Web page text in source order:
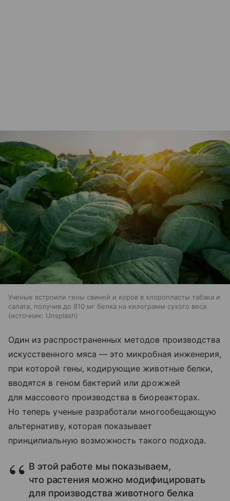
Ученые встроили гены свиней и коров в хлоропласты табака и
салата, получив до 810 мг белка на килограмм сухого веса
источник: Unsplash
Один из распространенных методов производства
искусственного мяса — это микробная инженерия,
при которой гены, кодирующие животные белки,
вводятся в геном бактерий или дрожжей
для массового производства в биореакторах.
Но теперь ученые разработали многообещающую
альтернативу, которая показывает
принципиальную возможность такого подхода.
В этой работе мы показываем,
что растения можно модифицировать
для производства животного белка